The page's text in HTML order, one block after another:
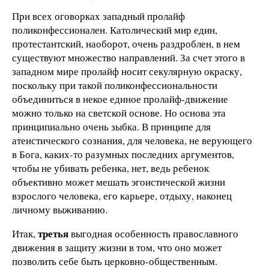
При всех оговорках западный пролайф
поликонфессионален. Католический мир един,
протестантский, наоборот, очень раздроблен, в нем
существуют множество направлений. За счет этого в
западном мире пролайф носит секулярную окраску,
поскольку при такой поликонфессиональности
объединиться в некое единое пролайф-движение
можно только на светской основе. Но основа эта
принципиально очень зыбка. В принципе для
атеистического сознания, для человека, не верующего
в Бога, каких-то разумных последних аргументов,
чтобы не убивать ребенка, нет, ведь ребенок
объективно может мешать эгоистической жизни
взрослого человека, его карьере, отдыху, наконец
личному выживанию.
Итак,третьявыгодная особенность православного
движения в защиту жизни в том, что оно может
позволить себе быть церковно-общественным.